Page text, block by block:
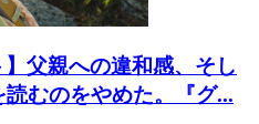
】父親への違和感、そし
むのをやめた。『グ...